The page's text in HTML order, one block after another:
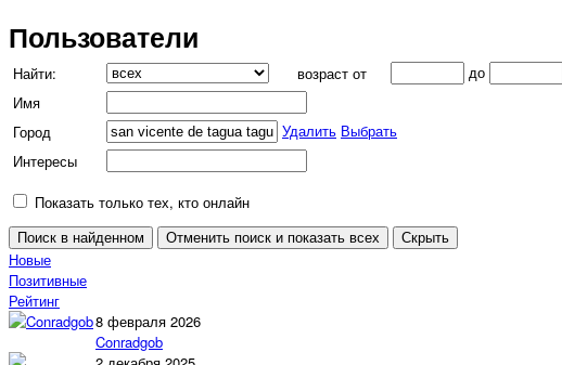
Пользователи
Найти: возраст от
до
Имя
Город
Удалить Выбрать
Интересы
Показать только тех, кто онлайн
Новые
Позитивные
Рейтинг
8 февраля 2026
Conradgob